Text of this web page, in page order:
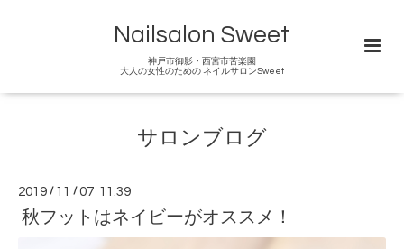
Nailsalon Sweet
神戸市御影・西宮市苦楽園
大人の女性のための ネイルサロンSweet
サロンブログ
2019 / 11 /07 11:39
秋フットはネイビーがオススメ！